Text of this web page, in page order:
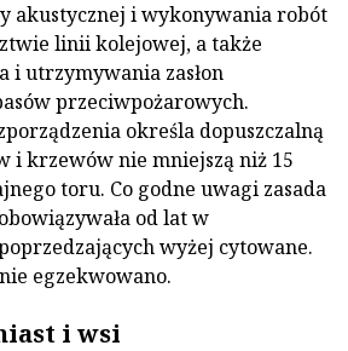
akustycznej i wykonywania robót
linii kolejowej, a także
i utrzymywania zasłon
przeciwpożarowych.
określa dopuszczalną
i krzewów nie mniejszą niż 15
toru. Co godne uwagi zasada
od lat w
wyżej cytowane.
egzekwowano.
i wsi